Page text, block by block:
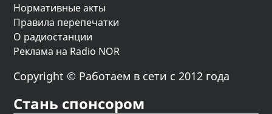
Нормативные акты
Правила перепечатки
О радиостанции
Реклама на Radio NOR
Copyright © Работаем в сети с 2012 года
Стань спонсором